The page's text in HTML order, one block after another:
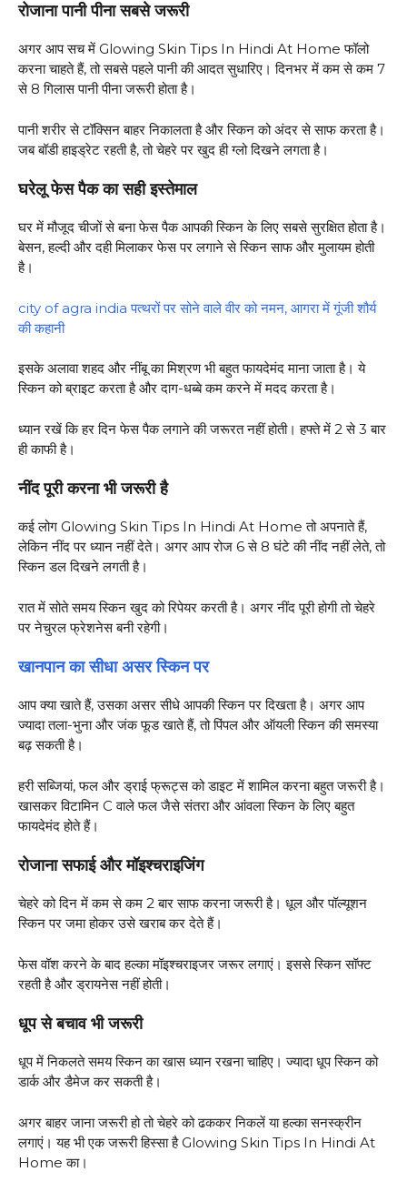
रोजाना पानी पीना सबसे जरूरी
अगर आप सच में Glowing Skin Tips In Hindi At Home फॉलो
करना चाहते हैं, तो सबसे पहले पानी की आदत सुधारिए। दिनभर में कम से कम 7
से 8 गिलास पानी पीना जरूरी होता है।
पानी शरीर से टॉक्सिन बाहर निकालता है और स्किन को अंदर से साफ करता है।
जब बॉडी हाइड्रेट रहती है, तो चेहरे पर खुद ही ग्लो दिखने लगता है।
घरेलू फेस पैक का सही इस्तेमाल
घर में मौजूद चीजों से बना फेस पैक आपकी स्किन के लिए सबसे सुरक्षित होता है।
बेसन, हल्दी और दही मिलाकर फेस पर लगाने से स्किन साफ और मुलायम होती
है।
city of agra india पत्थरों पर सोने वाले वीर को नमन, आगरा में गूंजी शौर्य
की कहानी
इसके अलावा शहद और नींबू का मिश्रण भी बहुत फायदेमंद माना जाता है। ये
स्किन को ब्राइट करता है और दाग-धब्बे कम करने में मदद करता है।
ध्यान रखें कि हर दिन फेस पैक लगाने की जरूरत नहीं होती। हफ्ते में 2 से 3 बार
ही काफी है।
नींद पूरी करना भी जरूरी है
कई लोग Glowing Skin Tips In Hindi At Home तो अपनाते हैं,
लेकिन नींद पर ध्यान नहीं देते। अगर आप रोज 6 से 8 घंटे की नींद नहीं लेते, तो
स्किन डल दिखने लगती है।
रात में सोते समय स्किन खुद को रिपेयर करती है। अगर नींद पूरी होगी तो चेहरे
पर नेचुरल फ्रेशनेस बनी रहेगी।
खानपान का सीधा असर स्किन पर
आप क्या खाते हैं, उसका असर सीधे आपकी स्किन पर दिखता है। अगर आप
ज्यादा तला-भुना और जंक फूड खाते हैं, तो पिंपल और ऑयली स्किन की समस्या
बढ़ सकती है।
हरी सब्जियां, फल और ड्राई फ्रूट्स को डाइट में शामिल करना बहुत जरूरी है।
खासकर विटामिन C वाले फल जैसे संतरा और आंवला स्किन के लिए बहुत
फायदेमंद होते हैं।
रोजाना सफाई और मॉइश्चराइजिंग
चेहरे को दिन में कम से कम 2 बार साफ करना जरूरी है। धूल और पॉल्यूशन
स्किन पर जमा होकर उसे खराब कर देते हैं।
फेस वॉश करने के बाद हल्का मॉइश्चराइजर जरूर लगाएं। इससे स्किन सॉफ्ट
रहती है और ड्रायनेस नहीं होती।
धूप से बचाव भी जरूरी
धूप में निकलते समय स्किन का खास ध्यान रखना चाहिए। ज्यादा धूप स्किन को
डार्क और डैमेज कर सकती है।
अगर बाहर जाना जरूरी हो तो चेहरे को ढककर निकलें या हल्का सनस्क्रीन
लगाएं। यह भी एक जरूरी हिस्सा है Glowing Skin Tips In Hindi At
Home का।